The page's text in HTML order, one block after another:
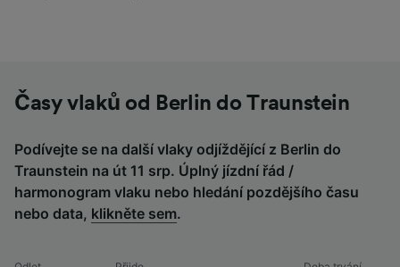
Časy vlaků od Berlin do Traunstein
Podívejte se na další vlaky odjíždějící z Berlin do
Traunstein na út 11 srp. Úplný jízdní řád /
harmonogram vlaku nebo hledání pozdějšího času
nebo data, klikněte sem.